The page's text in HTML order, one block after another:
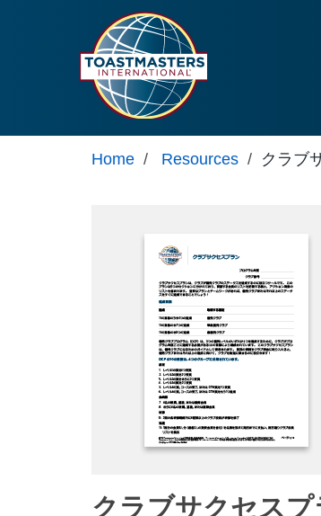
Home / Resources / クラブ
クラブサクセスプ